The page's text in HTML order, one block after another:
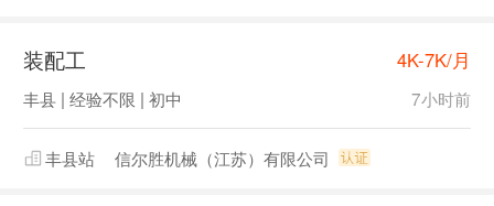
装配工 4K-7K/月
丰县 | 经验不限 | 初中 7小时前
丰县站 信尔胜机械（江苏）有限公司